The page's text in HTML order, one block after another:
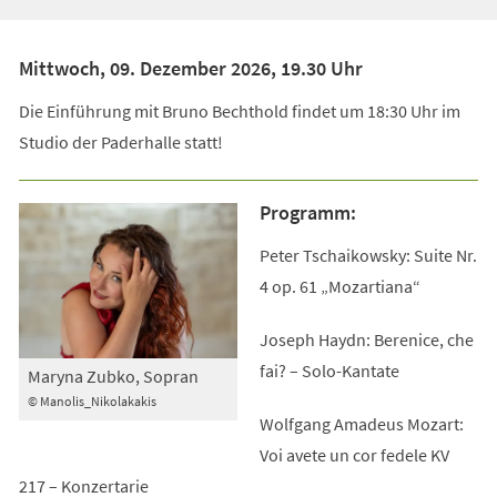
Mittwoch, 09. Dezember 2026, 19.30 Uhr
Die Einführung mit Bruno Bechthold findet um 18:30 Uhr im
Studio der Paderhalle statt!
© Manolis_Nikolakakis
Maryna Zubko, Sopran
Programm:
Peter Tschaikowsky: Suite Nr.
4 op. 61 „Mozartiana“
Joseph Haydn: Berenice, che
fai? – Solo-Kantate
Wolfgang Amadeus Mozart:
Voi avete un cor fedele KV
217 – Konzertarie